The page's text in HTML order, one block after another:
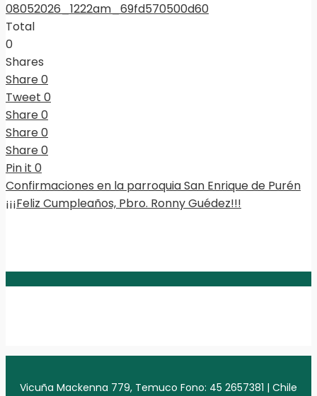
08052026_1222am_69fd570500d60
Total
0
Shares
Share0
Tweet 0
Share0
Share0
Share0
Pin it 0
Confirmaciones en la parroquia San Enrique de Purén
¡¡¡Feliz Cumpleaños, Pbro. Ronny Guédez!!!
Vicuña Mackenna 779, Temuco Fono: 45 2657381 | Chile